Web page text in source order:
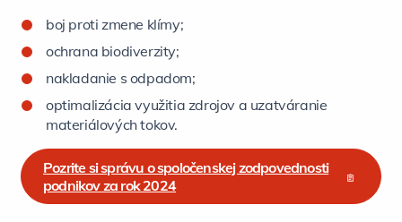
boj proti zmene klímy;
ochrana biodiverzity;
nakladanie s odpadom;
optimalizácia využitia zdrojov a uzatváranie
materiálových tokov.
Pozrite si správu o spoločenskej zodpovednosti
podnikov za rok 2024